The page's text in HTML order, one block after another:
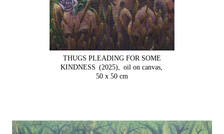
THUGS PLEADING FOR SOME
KINDNESS (2025), oil on canvas,
50 x 50 cm